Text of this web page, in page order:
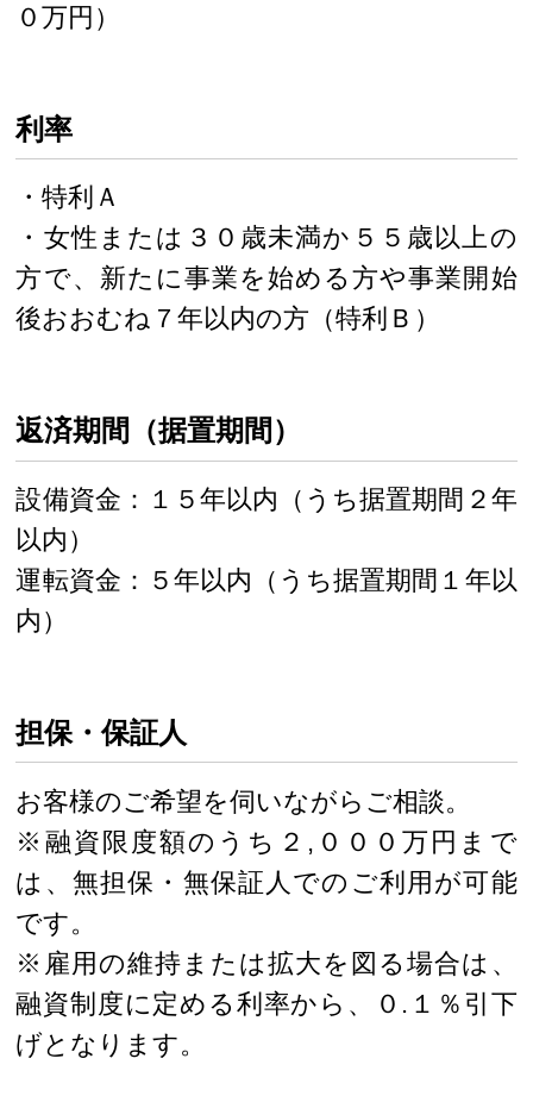
０万円）
利率
・特利Ａ
・女性または３０歳未満か５５歳以上の
方で、新たに事業を始める方や事業開始
後おおむね７年以内の方（特利Ｂ）
返済期間（据置期間）
設備資金：１５年以内（うち据置期間２年
以内）
運転資金：５年以内（うち据置期間１年以
内）
担保・保証人
お客様のご希望を伺いながらご相談。
※融資限度額のうち２,０００万円まで
は、無担保・無保証人でのご利用が可能
です。
※雇用の維持または拡大を図る場合は、
融資制度に定める利率から、０.１％引下
げとなります。